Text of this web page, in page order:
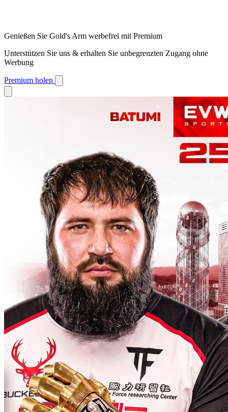
Genießen Sie Gold's Arm werbefrei mit Premium
Unterstützen Sie uns & erhalten Sie unbegrenzten Zugang ohne
Werbung
Premium holen